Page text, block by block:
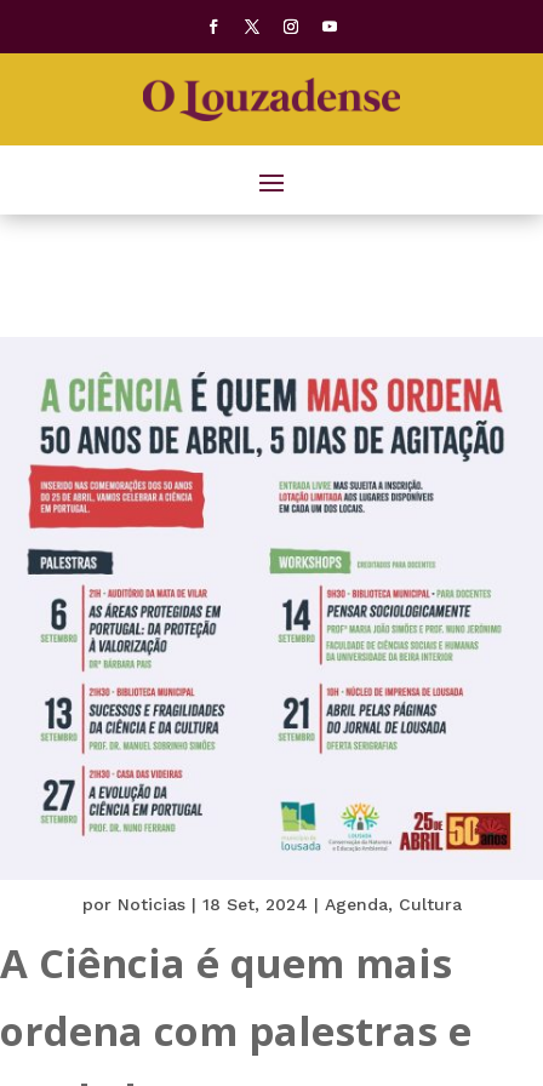
por Noticias| 18 Set, 2024 | Agenda, Cultura
A Ciência é quem mais
ordena com palestras e